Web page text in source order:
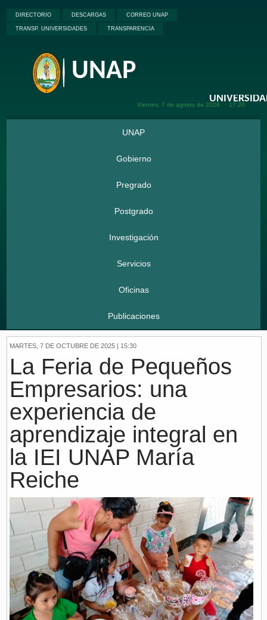
UNAP
DIRECTORIO DESCARGAS CORREO UNAP
TRANSP. UNIVERSIDADES TRANSPARENCIA
Viernes, 7 deagosto de 2026 17:20
UNAP
Gobierno
Pregrado
Postgrado
Investigación
Servicios
Oficinas
Publicaciones
MARTES, 7 DE OCTUBRE DE 2025 | 15:30
La Feria de Pequeños
Empresarios: una
experiencia de
aprendizaje integral en
la IEI UNAP María
Reiche